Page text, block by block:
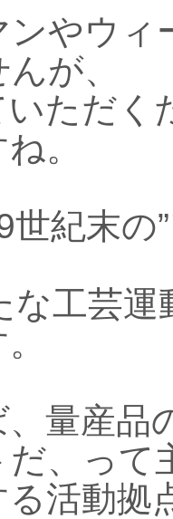
ンやウィ
が、
ただく
。
紀末の
な工芸
量産品
だ、って
活動拠